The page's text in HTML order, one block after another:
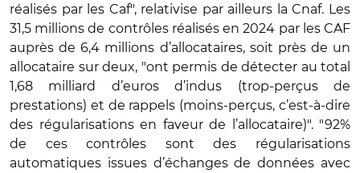
réalisés par les Caf", relativise par ailleurs la Cnaf. Les
31,5 millions de contrôles réalisés en 2024 par les CAF
auprès de 6,4 millions d’allocataires, soit près de un
allocataire sur deux, "ont permis de détecter au total
1,68 milliard d’euros d’indus (trop-perçus de
prestations) et de rappels (moins-perçus, c’est-à-dire
des régularisations en faveur de l’allocataire)". "92%
de ces contrôles sont des régularisations
automatiques issues d’échanges de données avec